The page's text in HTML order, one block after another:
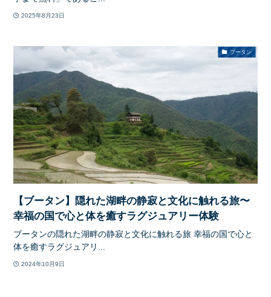
2025年8月23日
ブータン
【ブータン】隠れた湖畔の静寂と文化に触れる旅〜
幸福の国で心と体を癒すラグジュアリー体験
ブータンの隠れた湖畔の静寂と文化に触れる旅 幸福の国で心と
体を癒すラグジュアリ...
2024年10月9日